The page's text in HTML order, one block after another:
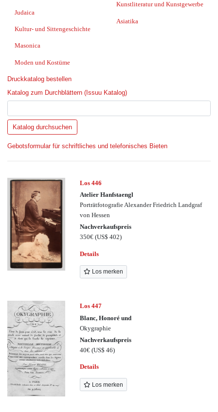
Judaica
Kultur- und Sittengeschichte
Masonica
Moden und Kostüme
Kunstliteratur und Kunstgewerbe
Asiatika
Druckkatalog bestellen
Katalog zum Durchblättern (Issuu Katalog)
Gebotsformular für schriftliches und telefonisches Bieten
Los 446
Atelier Hanfstaengl
Porträtfotografie Alexander Friedrich Landgraf
von Hessen
Nachverkaufspreis
350€(US$ 402)
Details
Los merken
Los 447
Blanc, Honoré und
Okygraphie
Nachverkaufspreis
40€(US$ 46)
Details
Los merken